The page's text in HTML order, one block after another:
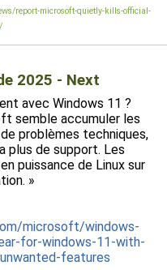
report-microsoft-quietly-kills-official-
2025 - Next
avec Windows 11 ?
semble accumuler les
problèmes techniques,
plus de support. Les
puissance de Linux sur
»
microsoft/windows-
for-windows-11-with-
features